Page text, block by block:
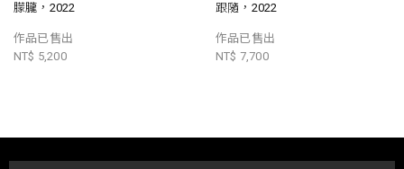
朦朧，2022
作品已售出
NT$ 5,200
跟隨，2022
作品已售出
NT$ 7,700